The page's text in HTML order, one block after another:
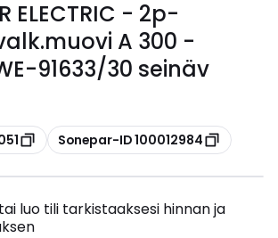
ELECTRIC - 2p-
A 300 -
91633/30 seinäv
Kopioi
Sonepar-ID 100012984
luo tili tarkistaaksesi hinnan ja